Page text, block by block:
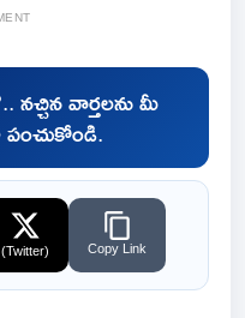
నచ్చిన వార్తలను మీ
(Twitter) Copy Link